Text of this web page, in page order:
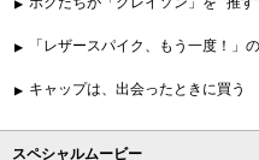
「レザースパイク、もう一度！」
キャップは、出会ったときに買う
スペシャルムービー